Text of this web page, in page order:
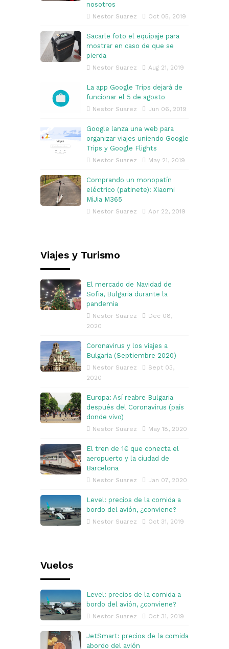
nosotros
Nestor Suarez Oct 05, 2019
Sacarle foto el equipaje para
mostrar en caso de que se
pierda
Nestor Suarez Aug 21, 2019
La app Google Trips dejará de
funcionar el 5 de agosto
Nestor Suarez Jun 06, 2019
Google lanza una web para
organizar viajes uniendo Google
Trips y Google Flights
Nestor Suarez May 21, 2019
Comprando un monopatín
eléctrico (patinete): Xiaomi
MiJia M365
Nestor Suarez Apr 22, 2019
Viajes y Turismo
El mercado de Navidad de
Sofia, Bulgaria durante la
pandemia
Nestor Suarez
Dec 08,
2020
Coronavirus y los viajes a
Bulgaria (Septiembre 2020)
Nestor Suarez
Sept 03,
2020
Europa: Así reabre Bulgaria
después del Coronavirus (país
donde vivo)
Nestor Suarez May 18, 2020
El tren de 1€ que conecta el
aeropuerto y la ciudad de
Barcelona
Nestor Suarez Jan 07, 2020
Level: precios de la comida a
bordo del avión, ¿conviene?
Nestor Suarez Oct 31, 2019
Vuelos
Level: precios de la comida a
bordo del avión, ¿conviene?
Nestor Suarez Oct 31, 2019
JetSmart: precios de la comida
abordo del avión